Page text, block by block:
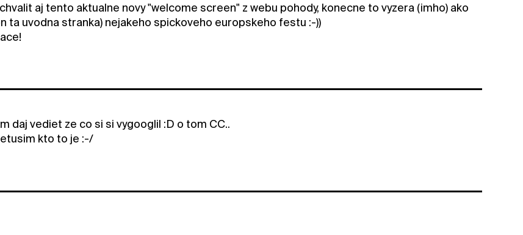
aj tento aktualne novy "welcome screen" z webu pohody, konecne to vyzera (imho) ako
ta uvodna stranka) nejakeho spickoveho europskeho festu :-))
daj vediet ze co si si vygooglil :D o tom CC..
kto to je :-/